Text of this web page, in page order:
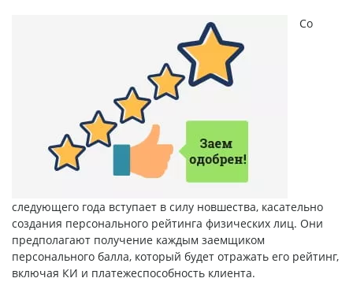
Со
следующего года вступает в силу новшества, касательно
создания персонального рейтинга физических лиц. Они
предполагают получение каждым заемщиком
персонального балла, который будет отражать его рейтинг,
включая КИ и платежеспособность клиента.